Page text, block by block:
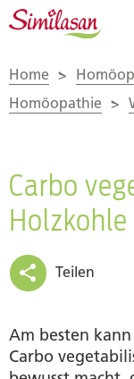
Home >
Homöopathie >
Carbo
Holzkohle
Teilen
Am besten
Carbo